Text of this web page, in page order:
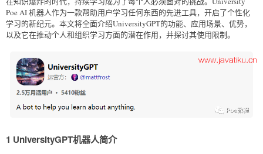
Poe AI 机器人作为一款帮助用户学习任何东西的先进工具，开启了个性化
学习的新纪元。本文将全面介绍UniversityGPT的功能、应用场景、优势，
以及它在推动个人和组织学习方面的潜在作用，并探讨其使用限制。
1 UniversityGPT机器人简介